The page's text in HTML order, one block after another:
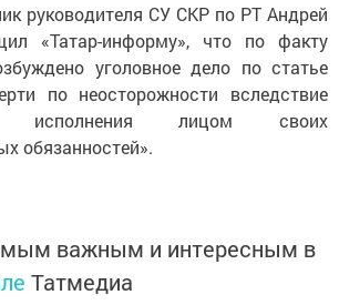
руководителя СУ СКР по РТ Андрей
«Татар-информу», что по факту
уголовное дело по статье
по неосторожности вследствие
исполнения лицом своих
обязанностей».
важным и интересным в
Татмедиа